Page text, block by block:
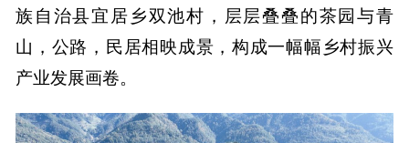
族自治县宜居乡双池村，层层叠叠的茶园与青
山，公路，民居相映成景，构成一幅幅乡村振兴
产业发展画卷。